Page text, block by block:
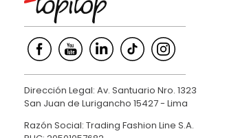
Dirección Legal: Av. Santuario Nro. 1323
San Juan de Lurigancho 15427 - Lima
Razón Social: Trading Fashion Line S.A.